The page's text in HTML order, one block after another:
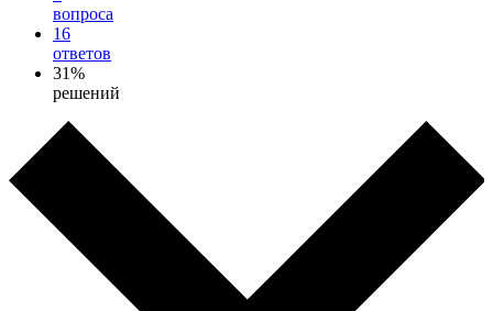
вопроса
16
ответов
31%
решений